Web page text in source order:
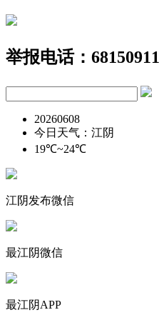
举报电话：68150911
20260608
今日天气：江阴
19℃~24℃
江阴发布微信
最江阴微信
最江阴APP